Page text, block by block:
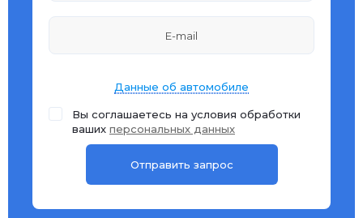
Данные об автомобиле
Вы соглашаетесь на условия обработки
ваших персональных данных